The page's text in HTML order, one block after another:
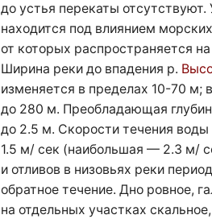
до устья перекаты отсутствуют.
находится под влиянием
от которых распространяется
Ширина реки до впадения р.
изменяется в пределах 10-70 м;
до 280 м. Преобладающая
до 2.5 м. Скорости течения
1.5 м/ сек (наибольшая — 2.3 м/
и отливов в низовьях реки
обратное течение. Дно ровное,
на отдельных участках